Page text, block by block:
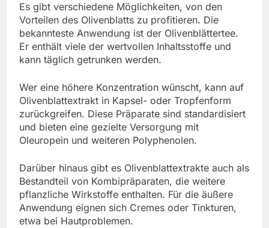
Es gibt verschiedene Möglichkeiten, von den
Vorteilen des Olivenblatts zu profitieren. Die
bekannteste Anwendung ist der Olivenblättertee.
Er enthält viele der wertvollen Inhaltsstoffe und
kann täglich getrunken werden.
Wer eine höhere Konzentration wünscht, kann auf
Olivenblattextrakt in Kapsel- oder Tropfenform
zurückgreifen. Diese Präparate sind standardisiert
und bieten eine gezielte Versorgung mit
Oleuropein und weiteren Polyphenolen.
Darüber hinaus gibt es Olivenblattextrakte auch als
Bestandteil von Kombipräparaten, die weitere
pflanzliche Wirkstoffe enthalten. Für die äußere
Anwendung eignen sich Cremes oder Tinkturen,
etwa bei Hautproblemen.